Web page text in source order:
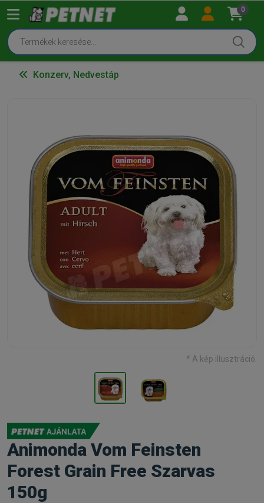
0
Konzerv, Nedvestáp
* A kép illusztráció.
Animonda Vom Feinsten
Forest Grain Free Szarvas
150g